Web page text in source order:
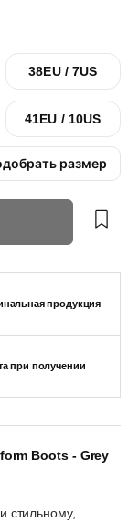
38EU / 7US
41EU / 10US
размер
продукция
при получении
Boots - Grey
стильному,